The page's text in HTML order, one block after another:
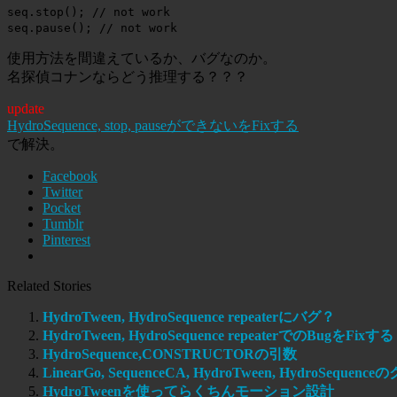
seq.stop(); // not work
seq.pause(); // not work
使用方法を間違えているか、バグなのか。
名探偵コナンならどう推理する？？？
update
HydroSequence, stop, pauseができないをFixする
で解決。
Facebook
Twitter
Pocket
Tumblr
Pinterest
Related Stories
HydroTween, HydroSequence repeaterにバグ？
HydroTween, HydroSequence repeaterでのBugをFixする
HydroSequence,CONSTRUCTORの引数
LinearGo, SequenceCA, HydroTween, HydroSequenceの
HydroTweenを使ってらくちんモーション設計